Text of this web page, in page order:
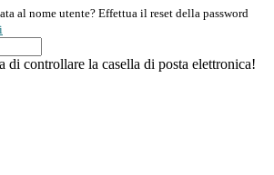
al nome utente? Effettua il reset della password
di controllare la casella di posta elettronica!